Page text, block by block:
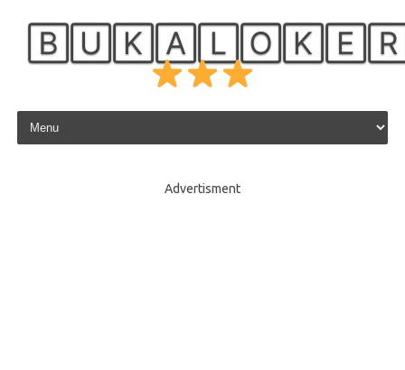
Skip to content
Advertisment